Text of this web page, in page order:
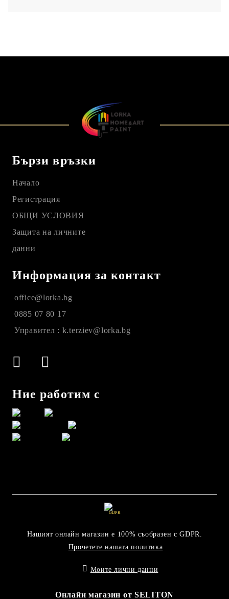
Бързи връзки
Начало
Регистрация
ОБЩИ УСЛОВИЯ
Защита на личните
данни
Информация за контакт
office@lorka.bg
0885 07 80 17
Управител : k.terziev@lorka.bg
Ние работим с
GDPR
Нашият онлайн магазин е 100% съобразен с GDPR.
Прочетете нашата политика
Моите лични данни
Онлайн магазин от SELITON